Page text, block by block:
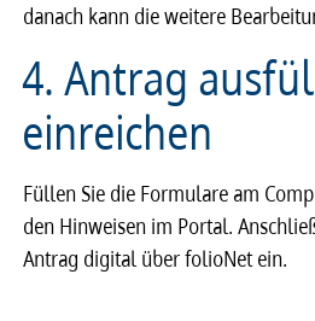
danach kann die weitere
4. Antrag
einreichen
Füllen Sie die Formulare am
den Hinweisen im Portal.
Antrag digital über folioNet ein.